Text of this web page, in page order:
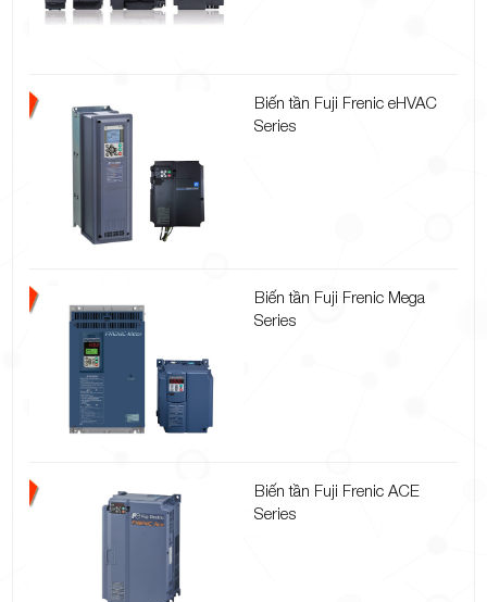
Biến tần Fuji Frenic eHVAC
Series
Biến tần Fuji Frenic Mega
Series
Biến tần Fuji Frenic ACE
Series